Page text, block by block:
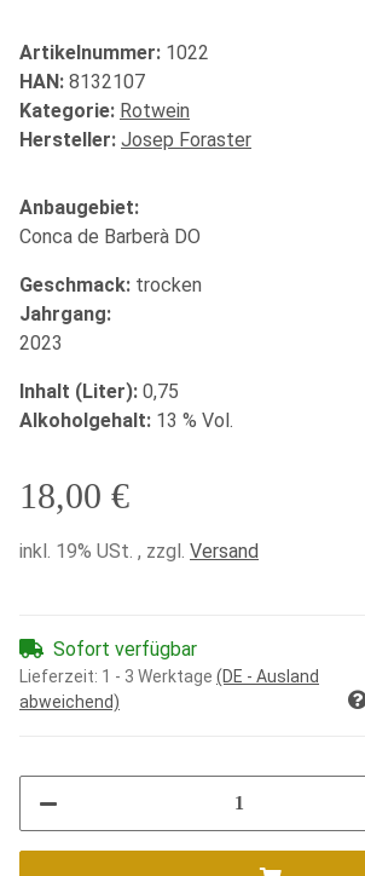
Artikelnummer: 1022
HAN: 8132107
Kategorie: Rotwein
Hersteller: Josep Foraster
Anbaugebiet:
Conca de Barberà DO
Geschmack: trocken
Jahrgang:
2023
Inhalt (Liter): 0,75
Alkoholgehalt: 13 % Vol.
18,00 €
inkl. 19% USt. , zzgl. Versand
Sofort verfügbar
Lieferzeit: 1 - 3 Werktage (DE - Ausland
abweichend)